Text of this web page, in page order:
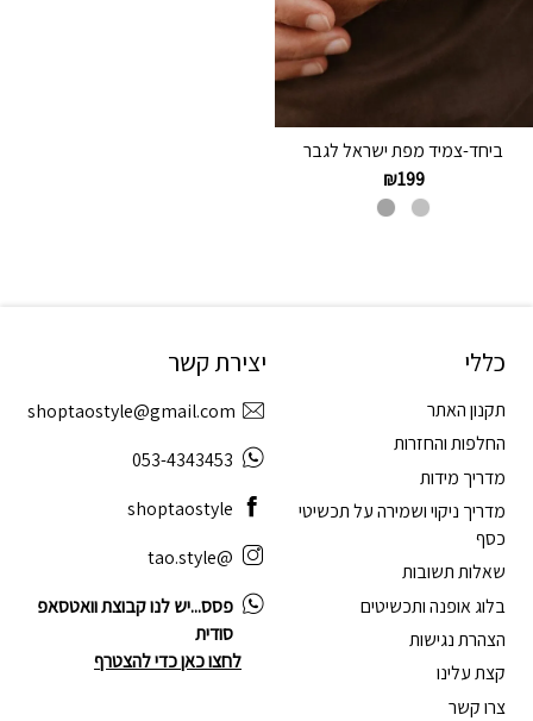
ביחד-צמיד מפת ישראל לגבר
₪199
כללי
תקנון האתר
החלפות והחזרות
מדריך מידות
מדריך ניקוי ושמירה על תכשיטי
כסף
שאלות תשובות
בלוג אופנה ותכשיטים
הצהרת נגישות
קצת עלינו
צרו קשר
יצירת קשר
shoptaostyle@gmail.com
053-4343453
shoptaostyle
@tao.style
פסס...יש לנו קבוצת וואטסאפ
סודית
לחצו כאן כדי להצטרף